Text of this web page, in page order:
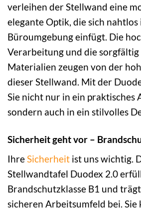
verleihen der Stellwand eine
elegante Optik, die sich nahtlos
Büroumgebung einfügt. Die
Verarbeitung und die sorgfältig
Materialien zeugen von der
dieser Stellwand. Mit der
Sie nicht nur in ein praktisches
sondern auch in ein stilvolles
Sicherheit geht vor –
IhreSicherheit ist uns wichtig.
Stellwandtafel Duodex 2.0
Brandschutzklasse B1 und
sicheren Arbeitsumfeld bei. Sie